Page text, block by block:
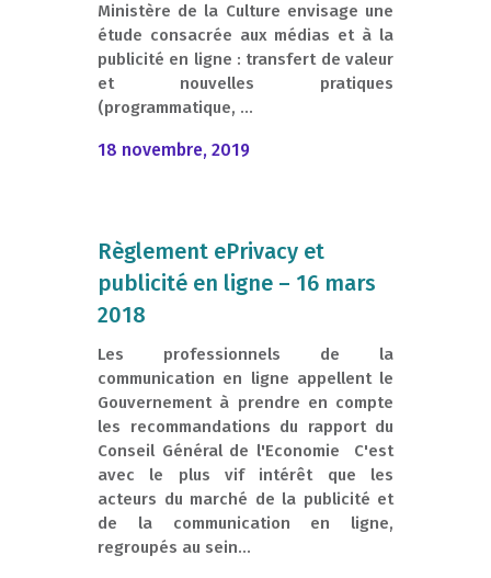
Ministère de la Culture envisage une
étude consacrée aux médias et à la
publicité en ligne : transfert de valeur
et nouvelles pratiques
(programmatique, ...
18 novembre, 2019
Règlement ePrivacy et
publicité en ligne – 16 mars
2018
Les professionnels de la
communication en ligne appellent le
Gouvernement à prendre en compte
les recommandations du rapport du
Conseil Général de l'Economie C'est
avec le plus vif intérêt que les
acteurs du marché de la publicité et
de la communication en ligne,
regroupés au sein...